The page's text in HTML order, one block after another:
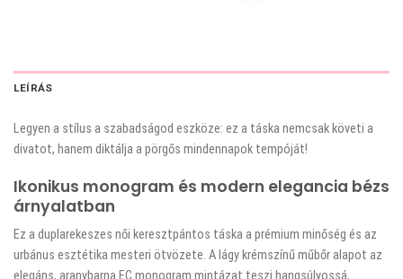
LEÍRÁS
Legyen a stílus a szabadságod eszköze: ez a táska nemcsak követi a
divatot, hanem diktálja a pörgős mindennapok tempóját!
Ikonikus monogram és modern elegancia bézs
árnyalatban
Ez a duplarekeszes női keresztpántos táska a prémium minőség és az
urbánus esztétika mesteri ötvözete. A lágy krémszínű műbőr alapot az
elegáns, aranybarna EC monogram mintázat teszi hangsúlyossá,